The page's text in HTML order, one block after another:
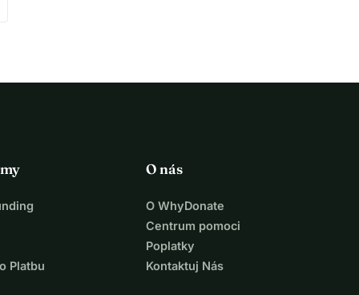
Platbu
O nás
O WhyDonate
Centrum pomoci
Poplatky
Kontaktuj Nás